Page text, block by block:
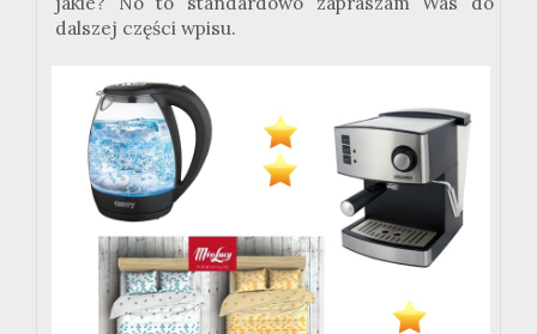
dalszej części wpisu.